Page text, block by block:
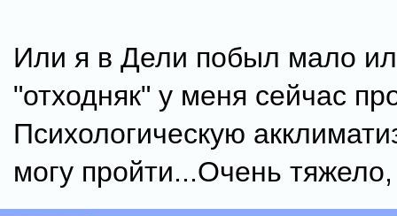
Или я в Дели побыл мало
"отходняк" у меня сейчас
Психологическую
могу пройти...Очень